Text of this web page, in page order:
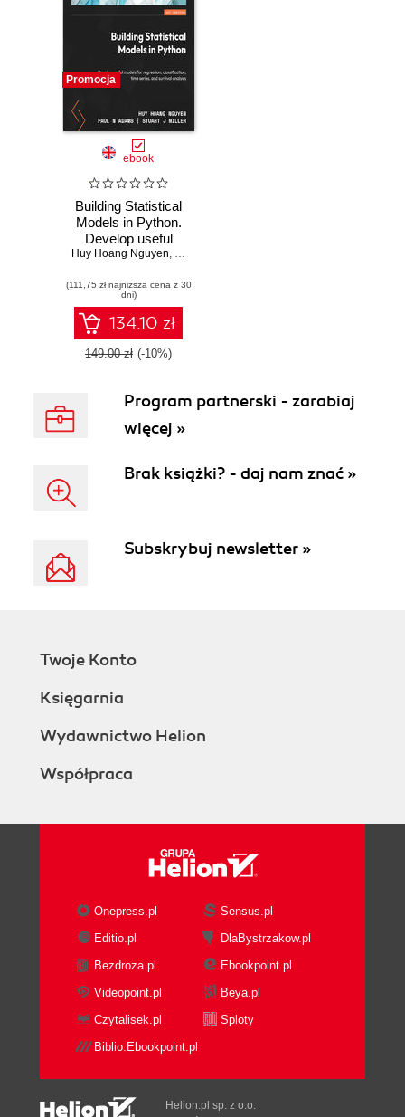
Promocja
ebook
Building Statistical
Models in Python.
Develop useful
models for
classification, time
series, and
survival analysis
Huy Hoang Nguyen, Paul N Adams
(111,75 zł najniższa cena z 30
dni)
134.10 zł
149.00 zł (-10%)
Program partnerski - zarabiaj
więcej »
Brak książki? - daj nam znać »
Subskrybuj newsletter »
Twoje Konto
Księgarnia
Wydawnictwo Helion
Współpraca
Onepress.pl
Sensus.pl
Editio.pl
DlaBystrzakow.pl
Bezdroza.pl
Ebookpoint.pl
Videopoint.pl
Beya.pl
Czytalisek.pl
Sploty
Biblio.Ebookpoint.pl
Helion.pl sp. z o.o.